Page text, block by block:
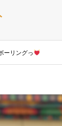
ーリングっ